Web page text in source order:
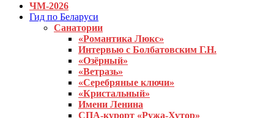
ЧМ-2026
Гид по Беларуси
Санатории
«Романтика Люкс»
Интервью с Болбатовским Г.Н.
«Озёрный»
«Ветразь»
«Серебряные ключи»
«Кристальный»
Имени Ленина
СПА-курорт «Ружа-Хутор»